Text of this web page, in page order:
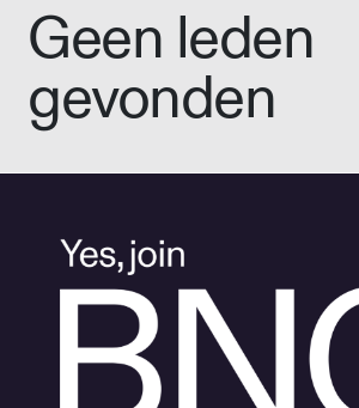
Geen leden
gevonden